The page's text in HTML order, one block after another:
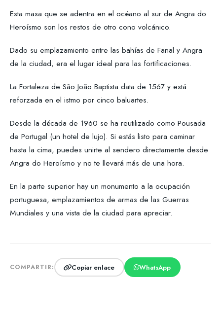
Esta masa que se adentra en el océano al sur de Angra do
Heroísmo son los restos de otro cono volcánico.
Dado su emplazamiento entre las bahías de Fanal y Angra
de la ciudad, era el lugar ideal para las fortificaciones.
La Fortaleza de São João Baptista data de 1567 y está
reforzada en el istmo por cinco baluartes.
Desde la década de 1960 se ha reutilizado como Pousada
de Portugal (un hotel de lujo). Si estás listo para caminar
hasta la cima, puedes unirte al sendero directamente desde
Angra do Heroísmo y no te llevará más de una hora.
En la parte superior hay un monumento a la ocupación
portuguesa, emplazamientos de armas de las Guerras
Mundiales y una vista de la ciudad para apreciar.
COMPARTIR: Copiar enlace WhatsApp